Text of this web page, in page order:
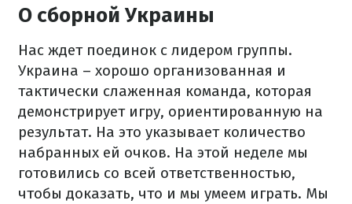
О сборной Украины
Нас ждет поединок с лидером группы.
Украина – хорошо организованная и
тактически слаженная команда, которая
демонстрирует игру, ориентированную на
результат. На это указывает количество
набранных ей очков. На этой неделе мы
готовились со всей ответственностью,
чтобы доказать, что и мы умеем играть. Мы